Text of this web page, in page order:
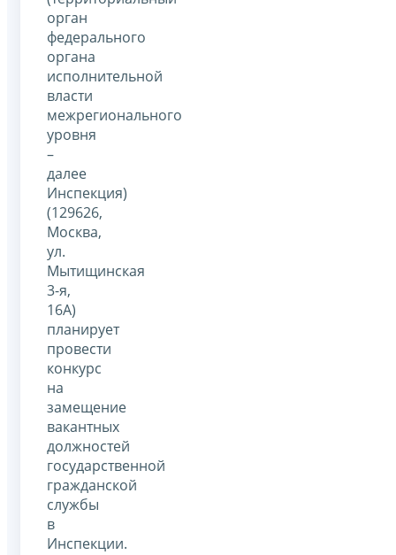
орган
федерального
органа
исполнительной
власти
межрегионального
уровня
–
далее
Инспекция)
(129626,
Москва,
ул.
Мытищинская
3-я,
16А)
планирует
провести
конкурс
на
замещение
вакантных
должностей
государственной
гражданской
службы
в
Инспекции.